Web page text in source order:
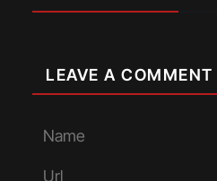
LEAVE A COMMENT